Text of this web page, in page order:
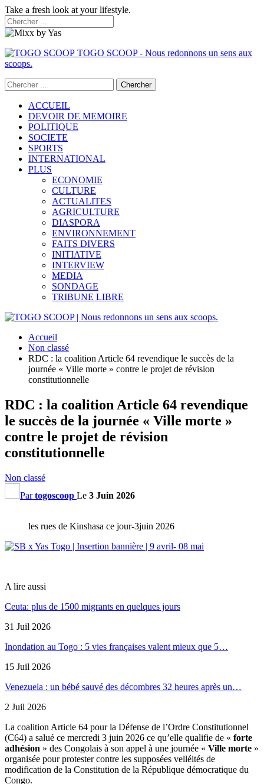
Take a fresh look at your lifestyle.
TOGO SCOOP - Nous redonnons un sens aux
scoops.
ACCUEIL
DEVOIR DE MEMOIRE
POLITIQUE
SOCIETE
SPORTS
INTERNATIONAL
PLUS
ECONOMIE
CULTURE
ACTUALITES
AGRICULTURE
DIASPORA
ENVIRONNEMENT
FAITS DIVERS
INITIATIVE
INTERVIEW
MEDIA
SONDAGE
TRIBUNE LIBRE
Accueil
Non classé
RDC : la coalition Article 64 revendique le succès de la
journée « Ville morte » contre le projet de révision
constitutionnelle
RDC : la coalition Article 64 revendique
le succès de la journée « Ville morte »
contre le projet de révision
constitutionnelle
Non classé
Partogoscoop Le 3 Juin 2026
les rues de Kinshasa ce jour-3juin 2026
A lire aussi
Ceuta: plus de 1500 migrants en quelques jours
31 Juil 2026
Inondation au Togo : 5 vies françaises valent mieux que 5…
15 Juil 2026
Venezuela : un bébé sauvé des décombres 32 heures après un…
2 Juil 2026
La coalition Article 64 pour la Défense de l’Ordre Constitutionnel
(C64) a salué ce mercredi 3 juin 2026 ce qu’elle qualifie de « forte
adhésion » des Congolais à son appel à une journée « Ville morte »
organisée pour protester contre les supposées velléités de
modification de la Constitution de la République démocratique du
Congo.